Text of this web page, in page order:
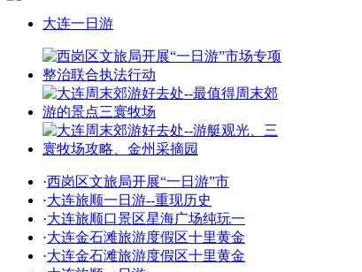
大连一日游
·西岗区文旅局开展“一日游”市
·大连旅顺一日游--重现历史
·大连旅顺口景区星海广场纯玩一
·大连金石滩旅游度假区十里黄金
·大连金石滩旅游度假区十里黄金